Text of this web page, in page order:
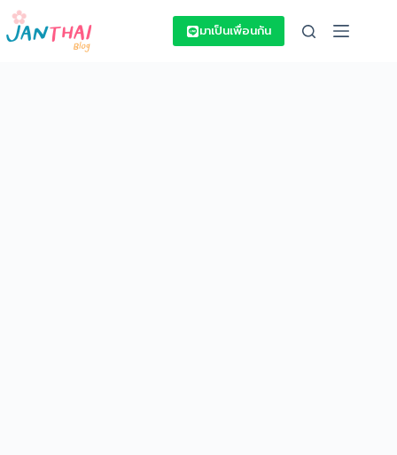
Skip
content
มาเป็นเพื่อนกัน